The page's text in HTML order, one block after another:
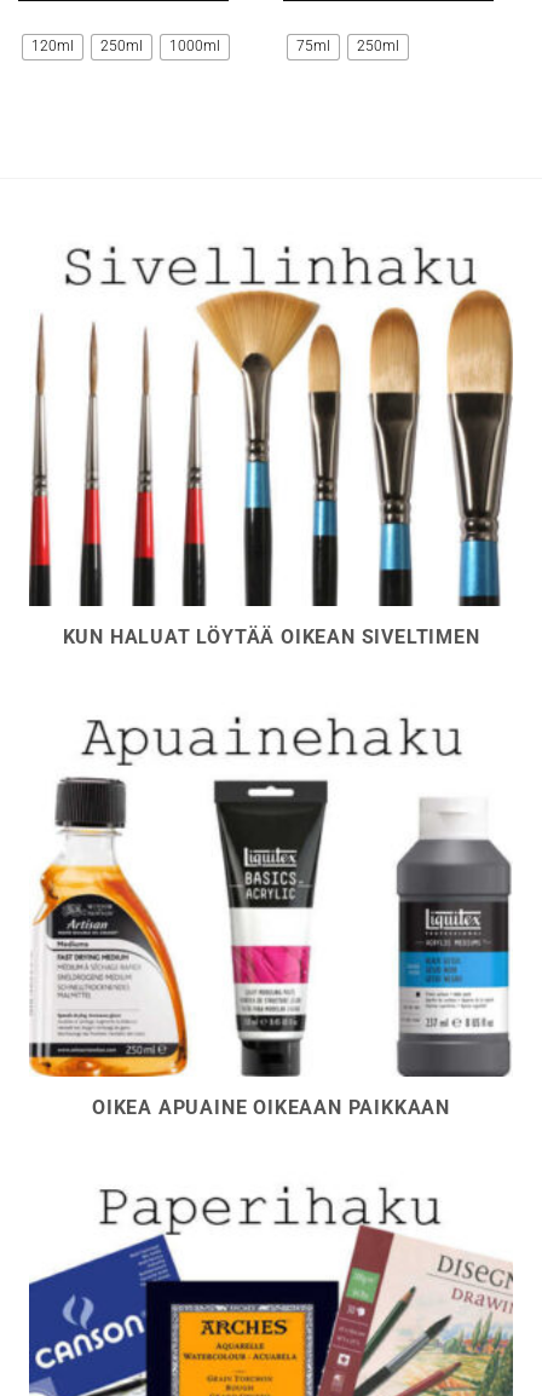
tuotteella
on
120ml 250ml 1000ml
tuotteella
on
75ml 250ml
KUN HALUAT LÖYTÄÄ OIKEAN SIVELTIMEN
OIKEA APUAINE OIKEAAN PAIKKAAN